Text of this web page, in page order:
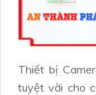
Thiết bị
tuyệt vời cho